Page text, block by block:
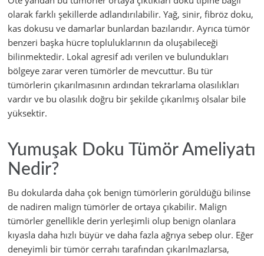
olarak farklı şekillerde adlandırılabilir. Yağ, sinir, fibröz doku,
kas dokusu ve damarlar bunlardan bazılarıdır. Ayrıca tümör
benzeri başka hücre topluluklarının da oluşabileceği
bilinmektedir. Lokal agresif adı verilen ve bulundukları
bölgeye zarar veren tümörler de mevcuttur. Bu tür
tümörlerin çıkarılmasının ardından tekrarlama olasılıkları
vardır ve bu olasılık doğru bir şekilde çıkarılmış olsalar bile
yüksektir.
Yumuşak Doku Tümör Ameliyatı
Nedir?
Bu dokularda daha çok benign tümörlerin görüldüğü bilinse
de nadiren malign tümörler de ortaya çıkabilir. Malign
tümörler genellikle derin yerleşimli olup benign olanlara
kıyasla daha hızlı büyür ve daha fazla ağrıya sebep olur. Eğer
deneyimli bir tümör cerrahı tarafından çıkarılmazlarsa,